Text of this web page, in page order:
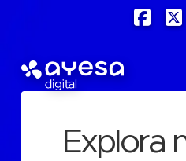
X
Explora